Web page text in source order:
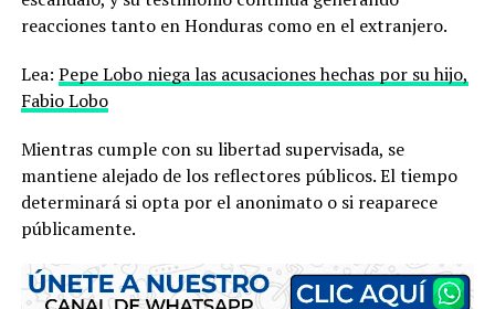
reacciones tanto en Honduras como en el extranjero.
Lea: Pepe Lobo niega las acusaciones hechas por su hijo,
Fabio Lobo
Mientras cumple con su libertad supervisada, se
mantiene alejado de los reflectores públicos. El tiempo
determinará si opta por el anonimato o si reaparece
públicamente.